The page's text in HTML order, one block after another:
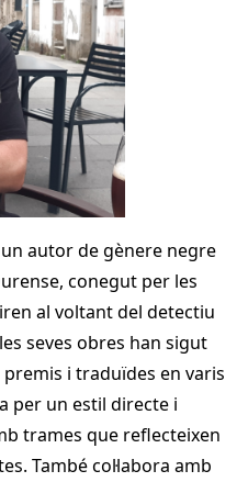
autor de gènere negre
conegut per les
al voltant del detectiu
seves obres han sigut
i traduïdes en varis
per un estil directe i
trames que reflecteixen
També col·labora amb